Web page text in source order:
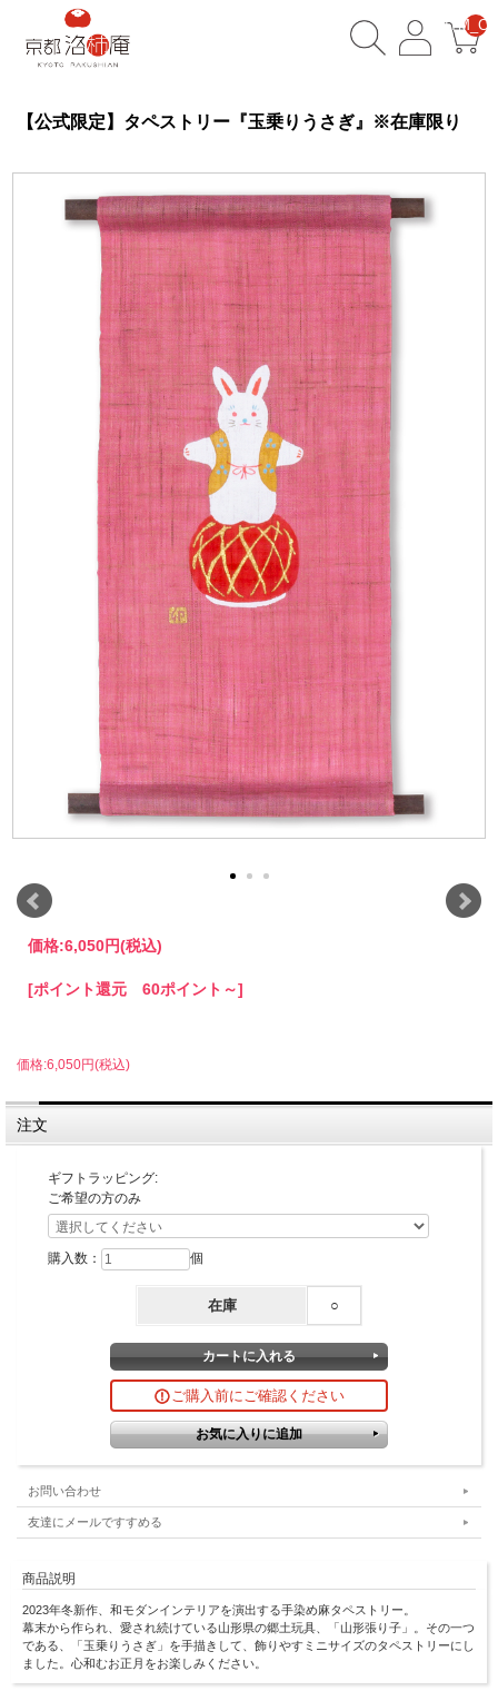
【公式限定】タペストリー『玉乗りうさぎ』※在庫限り
価格:6,050円(税込)
[ポイント還元 60ポイント～]
価格:6,050円(税込)
注文
ギフトラッピング:
ご希望の方のみ
購入数： 個
在庫 ○
ご購入前にご確認ください
お問い合わせ
友達にメールですすめる
商品説明
2023年冬新作、和モダンインテリアを演出する手染め麻タペストリー。
幕末から作られ、愛され続けている山形県の郷土玩具、「山形張り子」。その一つ
である、「玉乗りうさぎ」を手描きして、飾りやすミニサイズのタペストリーにし
ました。心和むお正月をお楽しみください。